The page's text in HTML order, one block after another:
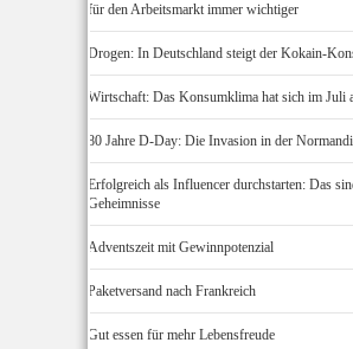
für den Arbeitsmarkt immer wichtiger
Drogen: In Deutschland steigt der Kokain-
Wirtschaft: Das Konsumklima hat sich im Juli
80 Jahre D-Day: Die Invasion in der
Erfolgreich als Influencer durchstarten: Das
Geheimnisse
Adventszeit mit Gewinnpotenzial
Paketversand nach Frankreich
Gut essen für mehr Lebensfreude